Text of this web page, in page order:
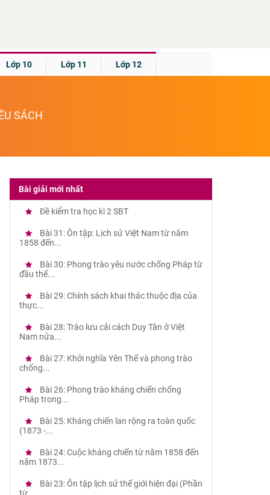
Lớp 10 Lớp 11 Lớp 12
SÁCH
Bài giải mới nhất
Đề kiểm tra học kì 2 SBT
Bài 31: Ôn tập: Lịch sử Việt Nam từ năm
1858 đến...
Bài 30: Phong trào yêu nước chống Pháp từ
đầu thế...
Bài 29: Chính sách khai thác thuộc địa của
thực...
Bài 28: Trào lưu cải cách Duy Tân ở Việt
Nam nửa...
Bài 27: Khởi nghĩa Yên Thế và phong trào
chống...
Bài 26: Phong trào kháng chiến chống
Pháp trong...
Bài 25: Kháng chiến lan rộng ra toàn quốc
(1873 -...
Bài 24: Cuộc kháng chiến từ năm 1858 đến
năm 1873...
Bài 23: Ôn tập lịch sử thế giới hiện đại (Phần